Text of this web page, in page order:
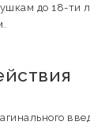
до 18-ти